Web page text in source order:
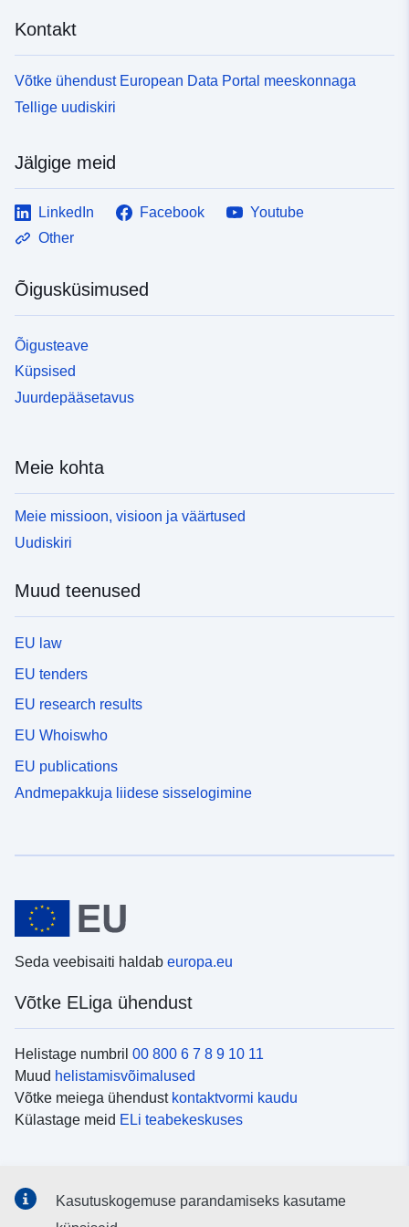
Kontakt
Võtke ühendust European Data Portal meeskonnaga
Tellige uudiskiri
Jälgige meid
LinkedIn Facebook
Youtube
Other
Õigusküsimused
Õigusteave
Küpsised
Juurdepääsetavus
Meie kohta
Meie missioon, visioon ja väärtused
Uudiskiri
Muud teenused
EU law
EU tenders
EU research results
EU Whoiswho
EU publications
Andmepakkuja liidese sisselogimine
Seda veebisaiti haldab europa.eu
Võtke ELiga ühendust
Helistage numbril 00 800 6 7 8 9 10 11
Muud helistamisvõimalused
Võtke meiega ühendust kontaktvormi kaudu
Külastage meid ELi teabekeskuses
Kasutuskogemuse parandamiseks kasutame